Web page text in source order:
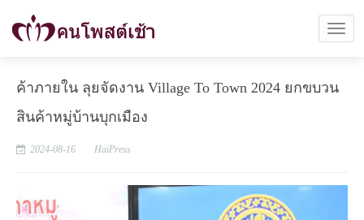
ค้าภายใน ลุยจัดงาน Village To Town 2024 ยกขบวน
สินค้าหมู่บ้านบุกเมือง
2024-08-16 HaiPress